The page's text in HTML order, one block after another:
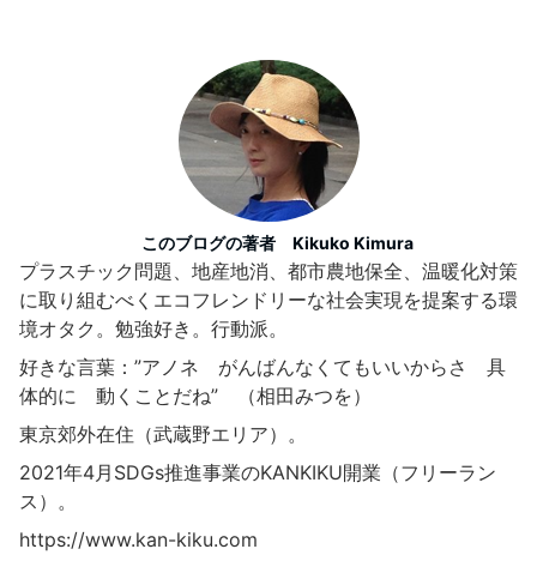
このブログの著者 Kikuko Kimura
プラスチック問題、地産地消、都市農地保全、温暖化対策
に取り組むべくエコフレンドリーな社会実現を提案する環
境オタク。勉強好き。行動派。
好きな言葉：”アノネ がんばんなくてもいいからさ 具
体的に 動くことだね” （相田みつを）
東京郊外在住（武蔵野エリア）。
2021年4月SDGs推進事業のKANKIKU開業（フリーラン
ス）。
https://www.kan-kiku.com